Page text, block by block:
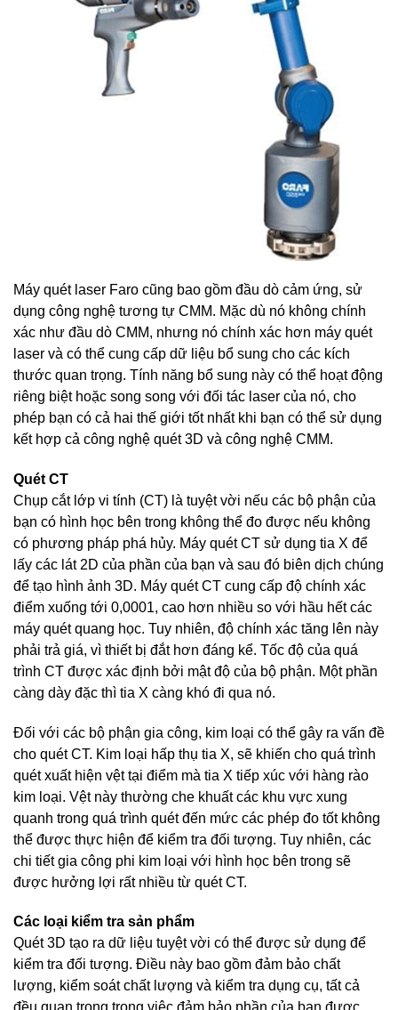
Máy quét laser Faro cũng bao gồm đầu dò cảm ứng, sử
dụng công nghệ tương tự CMM. Mặc dù nó không chính
xác như đầu dò CMM, nhưng nó chính xác hơn máy quét
laser và có thể cung cấp dữ liệu bổ sung cho các kích
thước quan trọng. Tính năng bổ sung này có thể hoạt động
riêng biệt hoặc song song với đối tác laser của nó, cho
phép bạn có cả hai thế giới tốt nhất khi bạn có thể sử dụng
kết hợp cả công nghệ quét 3D và công nghệ CMM.
Quét CT
Chụp cắt lớp vi tính (CT) là tuyệt vời nếu các bộ phận của
bạn có hình học bên trong không thể đo được nếu không
có phương pháp phá hủy. Máy quét CT sử dụng tia X để
lấy các lát 2D của phần của bạn và sau đó biên dịch chúng
để tạo hình ảnh 3D. Máy quét CT cung cấp độ chính xác
điểm xuống tới 0,0001, cao hơn nhiều so với hầu hết các
máy quét quang học. Tuy nhiên, độ chính xác tăng lên này
phải trả giá, vì thiết bị đắt hơn đáng kể. Tốc độ của quá
trình CT được xác định bởi mật độ của bộ phận. Một phần
càng dày đặc thì tia X càng khó đi qua nó.
Đối với các bộ phận gia công, kim loại có thể gây ra vấn đề
cho quét CT. Kim loại hấp thụ tia X, sẽ khiến cho quá trình
quét xuất hiện vệt tại điểm mà tia X tiếp xúc với hàng rào
kim loại. Vệt này thường che khuất các khu vực xung
quanh trong quá trình quét đến mức các phép đo tốt không
thể được thực hiện để kiểm tra đối tượng. Tuy nhiên, các
chi tiết gia công phi kim loại với hình học bên trong sẽ
được hưởng lợi rất nhiều từ quét CT.
Các loại kiểm tra sản phẩm
Quét 3D tạo ra dữ liệu tuyệt vời có thể được sử dụng để
kiểm tra đối tượng. Điều này bao gồm đảm bảo chất
lượng, kiểm soát chất lượng và kiểm tra dụng cụ, tất cả